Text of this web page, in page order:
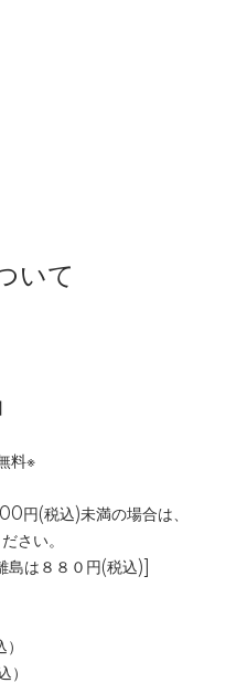
いて
料※
円(税込)未満の場合は、
さい。
島は８８０円(税込)]
）